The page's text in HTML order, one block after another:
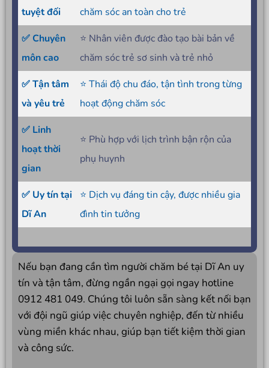
tuyệt đối
chăm sóc an toàn cho trẻ
✅ Chuyên
môn cao
⭐ Nhân viên được đào tạo bài bản về
chăm sóc trẻ sơ sinh và trẻ nhỏ
✅ Tận tâm
và yêu trẻ
⭐ Thái độ chu đáo, tận tình trong từng
hoạt động chăm sóc
✅ Linh
hoạt thời
gian
⭐ Phù hợp với lịch trình bận rộn của
phụ huynh
✅ Uy tín tại
Dĩ An
⭐ Dịch vụ đáng tin cậy, được nhiều gia
đình tin tưởng
Nếu bạn đang cần tìm người chăm bé tại Dĩ An uy
tín và tận tâm, đừng ngần ngại gọi ngay hotline
0912 481 049. Chúng tôi luôn sẵn sàng kết nối bạn
với đội ngũ giúp việc chuyên nghiệp, đến từ nhiều
vùng miền khác nhau, giúp bạn tiết kiệm thời gian
và công sức.